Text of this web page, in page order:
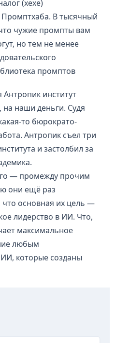
(хехе)
Промптхаба. В тысячный
чужие промпты вам
но тем не менее
промптов
Антропик институт
наши деньги. Судя
то бюрократо-
Антропик съел три
и застолбил за
— промежду прочим
они ещё раз
что основная их цель —
лидерство в ИИ. Что,
максимальное
любым
которые созданы